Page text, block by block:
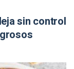
sin control